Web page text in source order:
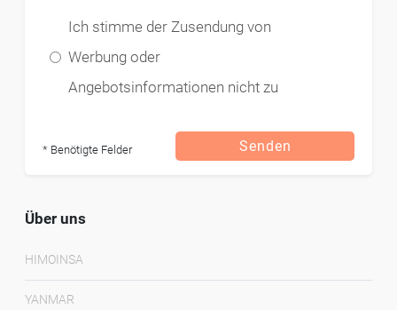
Ich stimme der Zusendung von
Werbung oder
Angebotsinformationen nicht zu
* Benötigte Felder Senden
Über uns
HIMOINSA
YANMAR